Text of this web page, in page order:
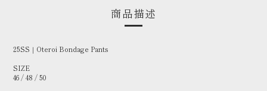
商品描述
25SS｜Oteroi Bondage Pants
SIZE
46 / 48 / 50